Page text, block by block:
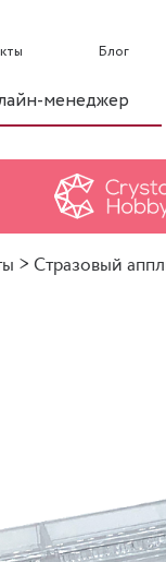
Блог
менеджер
> Стразовый